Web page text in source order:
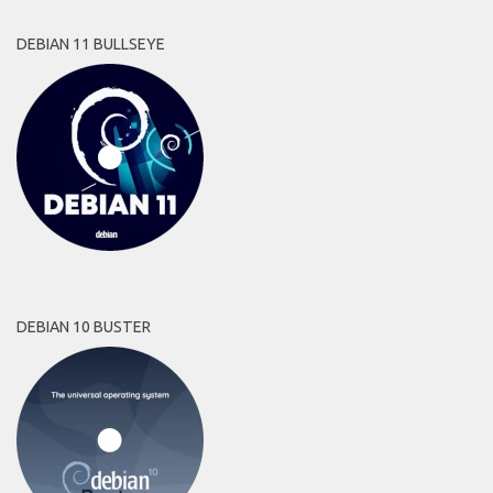
DEBIAN 11 BULLSEYE
DEBIAN 10 BUSTER